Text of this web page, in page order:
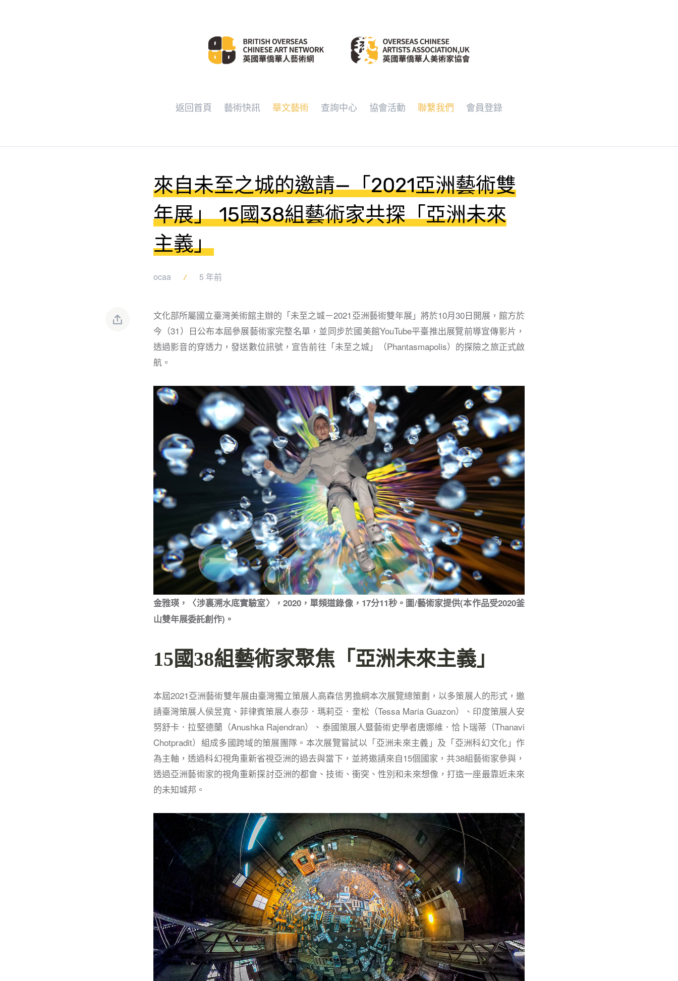
返回首頁 藝術快訊 華文藝術 查詢中心 協會活動 聯繫我們 會員登錄
來自未至之城的邀請—「2021亞洲藝術雙
年展」 15國38組藝術家共探「亞洲未來
主義」
ocaa 5 年前
文化部所屬國立臺灣美術館主辦的「未至之城－2021亞洲藝術雙年展」將於10月30日開展，館方於
今（31）日公布本屆參展藝術家完整名單，並同步於國美館YouTube平臺推出展覽前導宣傳影片，
透過影音的穿透力，發送數位訊號，宣告前往「未至之城」（Phantasmapolis）的探險之旅正式啟
航。
金雅瑛，〈涉裏溯水底實驗室〉，2020，單頻道錄像，17分11秒。圖/藝術家提供(本作品受2020釜
山雙年展委託創作)。
15國38組藝術家聚焦「亞洲未來主義」
本屆2021亞洲藝術雙年展由臺灣獨立策展人高森信男擔綱本次展覽總策劃，以多策展人的形式，邀
請臺灣策展人侯昱寬、菲律賓策展人泰莎．瑪莉亞．奎松（Tessa Maria Guazon）、印度策展人安
努舒卡．拉堅德蘭（Anushka Rajendran）、泰國策展人暨藝術史學者唐娜維．恰卜瑞蒂（Thanavi
Chotpradit）組成多國跨域的策展團隊。本次展覽嘗試以「亞洲未來主義」及「亞洲科幻文化」作
為主軸，透過科幻視角重新省視亞洲的過去與當下，並將邀請來自15個國家，共38組藝術家參與，
透過亞洲藝術家的視角重新探討亞洲的都會、技術、衝突、性別和未來想像，打造一座最靠近未來
的未知城邦。